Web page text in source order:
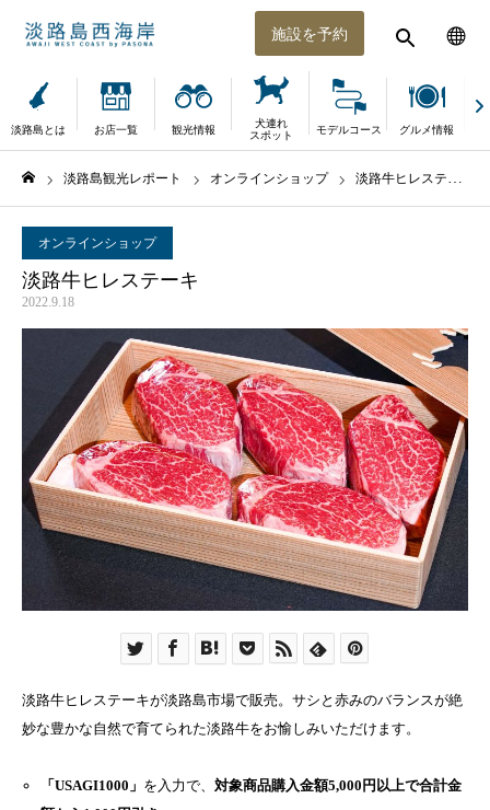
施設を予約
淡路島とは お店一覧 観光情報
犬連れ
スポット
モデルコース グルメ情報
淡路島観光レポート オンラインショップ 淡路牛ヒレステーキ
オンラインショップ
淡路牛ヒレステーキ
2022.9.18
淡路牛ヒレステーキが淡路島市場で販売。サシと赤みのバランスが絶
妙な豊かな自然で育てられた淡路牛をお愉しみいただけます。
「USAGI1000」 を入力で、 対象商品購入金額5,000円以上で合計金